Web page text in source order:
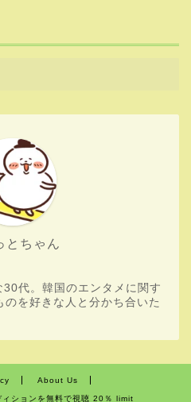
とちゃん
代。韓国のエンタメに関す
のを好きな人と分かち合いた
About Us
ションを無料で視聴 20％ limit